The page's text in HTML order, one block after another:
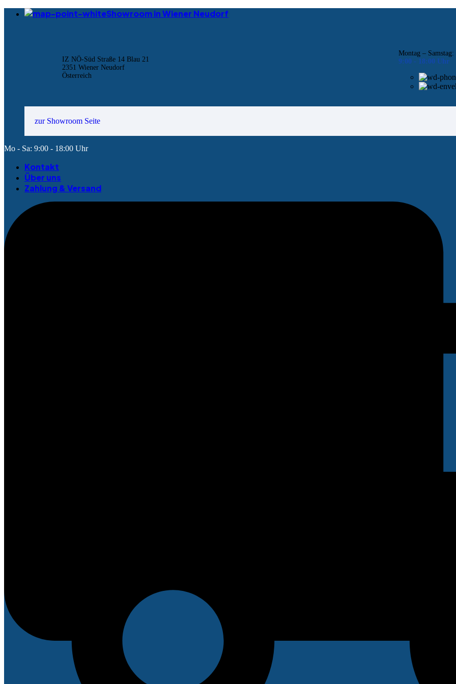
Showroom in Wiener Neudorf
IZ NÖ-Süd Straße 14 Blau 21
2351 Wiener Neudorf
Österreich
Montag – Samstag:
9:00 - 18:00 Uhr
zur Showroom Seite
Mo - Sa: 9:00 - 18:00 Uhr
Kontakt
Über uns
Zahlung & Versand